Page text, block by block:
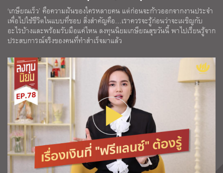
‘เกษียณเร็ว’ คือความฝันของใครหลายคน แต่ก่อนจะก้าวออกจากงานประจำ
เพื่อไปใช้ชีวิตในแบบที่ชอบ สิ่งสำคัญคือ…เราควรจะรู้ก่อนว่าจะเผชิญกับ
อะไรบ้างและพร้อมรับมือแค่ไหน ลงทุนนิยมเกษียณสุขวันนี้ พาไปเรียนรู้จาก
ประสบการณ์จริงของคนที่ทำสำเร็จมาแล้ว